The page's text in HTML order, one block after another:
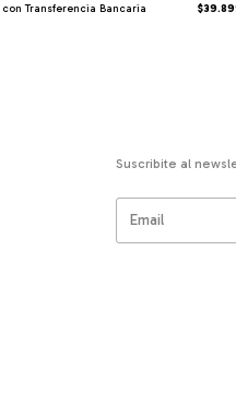
con Transferencia Bancaria
Suscribite al